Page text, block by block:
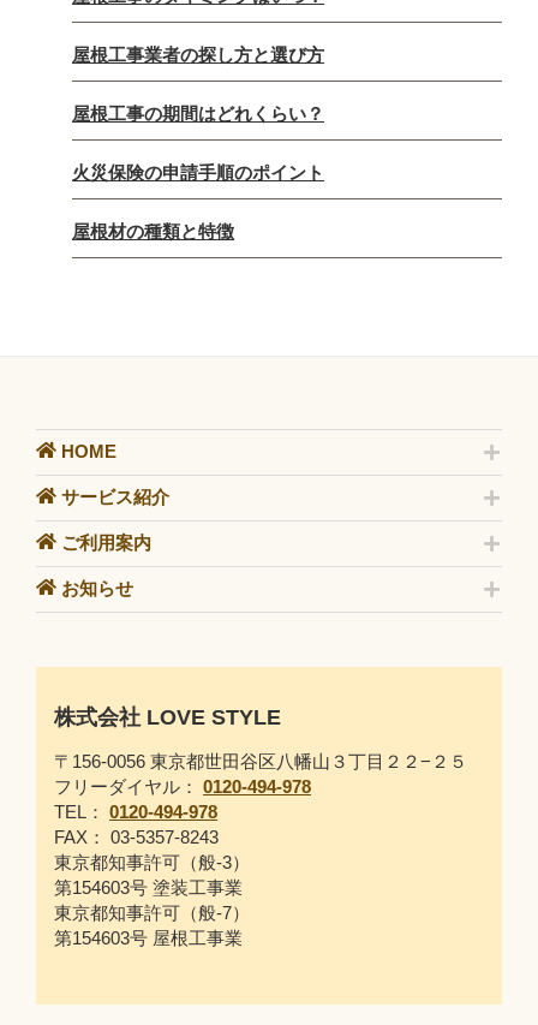
屋根工事業者の探し方と選び方
屋根工事の期間はどれくらい？
火災保険の申請手順のポイント
屋根材の種類と特徴
HOME
サービス紹介
ご利用案内
お知らせ
株式会社 LOVE STYLE
〒156-0056 東京都世田谷区八幡山３丁目２２−２５
フリーダイヤル： 0120-494-978
TEL： 0120-494-978
FAX： 03-5357-8243
東京都知事許可（般-3）
第154603号 塗装工事業
東京都知事許可（般-7）
第154603号 屋根工事業